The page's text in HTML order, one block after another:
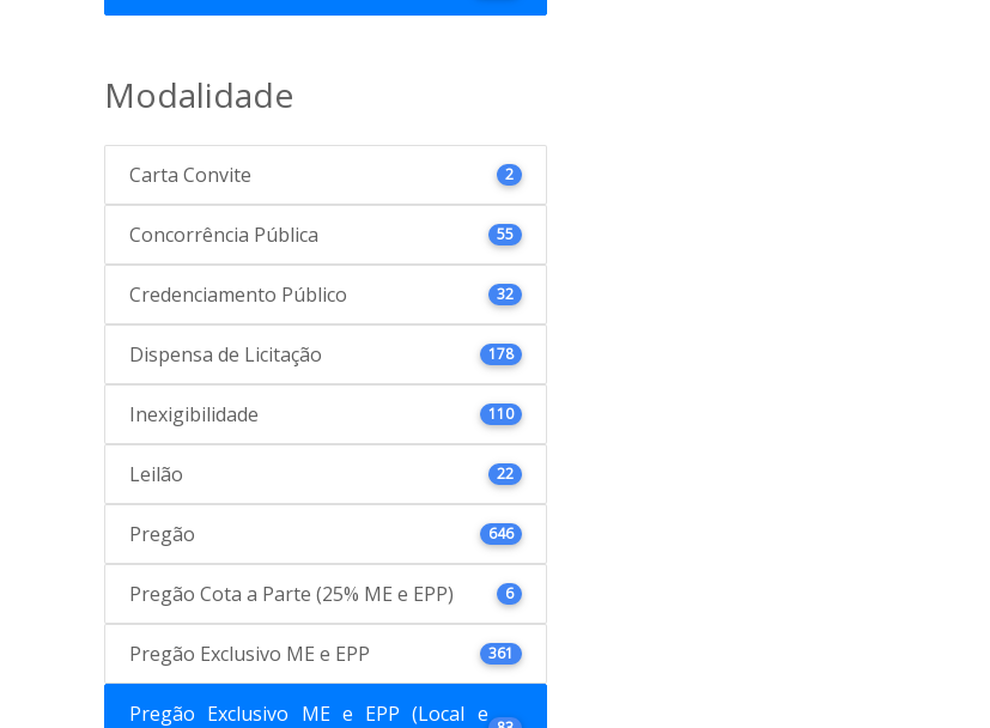
Modalidade
Carta Convite 2
Concorrência Pública 55
Credenciamento Público 32
Dispensa de Licitação 178
Inexigibilidade 110
Leilão 22
Pregão 646
Pregão Cota a Parte (25% ME e EPP) 6
Pregão Exclusivo ME e EPP 361
Pregão Exclusivo ME e EPP (Local e